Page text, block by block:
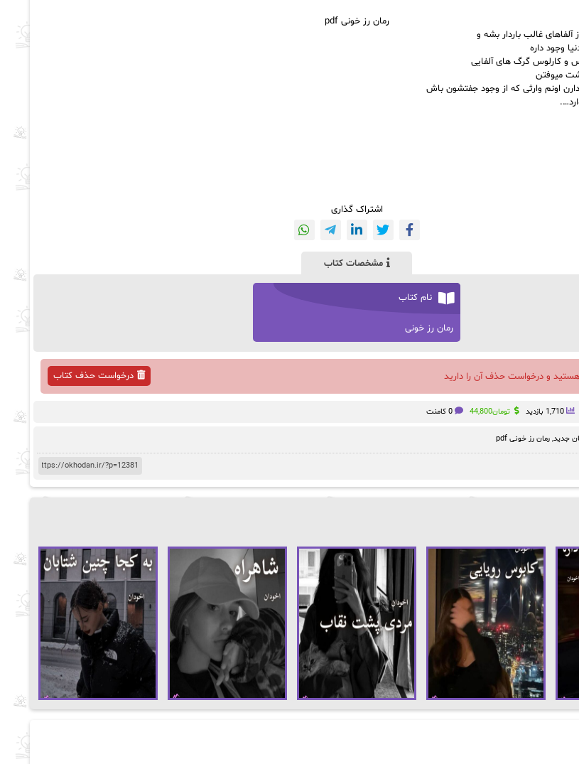
رمان رز خونی pdf
آلفاهای غالب باردار بشه و
وجود داره
و کارلوس گرگ های آلفایی
میوفتن
اونم وارثی که از وجود جفتشون باش
اشتراک گذاری
مشخصات کتاب
نام کتاب
رمان رز خونی
و درخواست حذف آن را دارید درخواست حذف کتاب
1,710 بازدید تومان44,800 0 کامنت
جدید, رمان رز خونی pdf